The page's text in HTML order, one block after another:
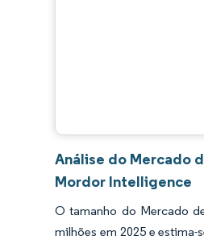
Análise do Mercado
Mordor Intelligence
O tamanho do Mercado
milhões em 2025 e estima-